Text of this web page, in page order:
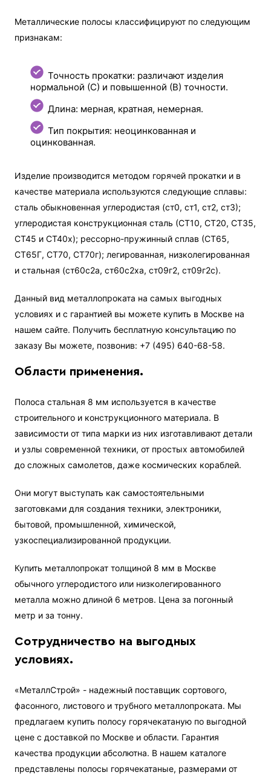
Металлические полосы классифицируют по следующим
признакам:
Точность прокатки: различают изделия
нормальной (С) и повышенной (В) точности.
Длина: мерная, кратная, немерная.
Тип покрытия: неоцинкованная и
оцинкованная.
Изделие производится методом горячей прокатки и в
качестве материала используются следующие сплавы:
сталь обыкновенная углеродистая (ст0, ст1, ст2, ст3);
углеродистая конструкционная сталь (СТ10, СТ20, СТ35,
СТ45 и СТ40х); рессорно-пружинный сплав (СТ65,
СТ65Г, СТ70, СТ70г); легированная, низколегированная
и стальная (ст60с2а, ст60с2ха, ст09г2, ст09г2с).
Данный вид металлопроката на самых выгодных
условиях и с гарантией вы можете купить в Москве на
нашем сайте. Получить бесплатную консультацию по
заказу Вы можете, позвонив: +7 (495) 640-68-58.
Области применения.
Полоса стальная 8 мм используется в качестве
строительного и конструкционного материала. В
зависимости от типа марки из них изготавливают детали
и узлы современной техники, от простых автомобилей
до сложных самолетов, даже космических кораблей.
Они могут выступать как самостоятельными
заготовками для создания техники, электроники,
бытовой, промышленной, химической,
узкоспециализированной продукции.
Купить металлопрокат толщиной 8 мм в Москве
обычного углеродистого или низколегированного
металла можно длиной 6 метров. Цена за погонный
метр и за тонну.
Сотрудничество на выгодных
условиях.
«МеталлСтрой» - надежный поставщик сортового,
фасонного, листового и трубного металлопроката. Мы
предлагаем купить полосу горячекатаную по выгодной
цене с доставкой по Москве и области. Гарантия
качества продукции абсолютна. В нашем каталоге
представлены полосы горячекатаные, размерами от